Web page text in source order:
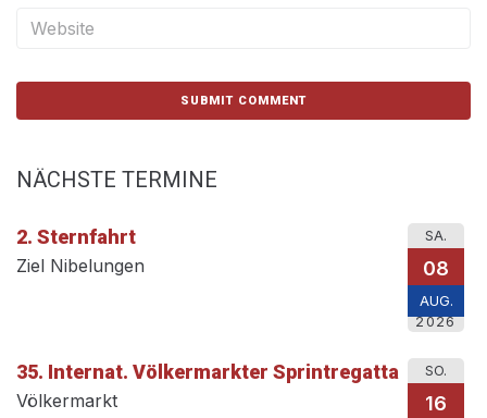
NÄCHSTE TERMINE
SA.
08
AUG.
2026
2. Sternfahrt
Ziel Nibelungen
SO.
16
35. Internat. Völkermarkter Sprintregatta
Völkermarkt